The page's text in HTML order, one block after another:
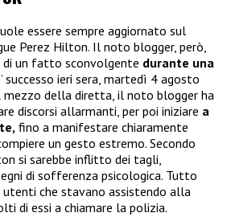
essere sempre aggiornato sul
Perez Hilton. Il noto blogger, però,
un fatto sconvolgente durante una
successo ieri sera, martedì 4 agosto
mezzo della diretta, il noto blogger ha
discorsi allarmanti, per poi iniziare a
fino a manifestare chiaramente
un gesto estremo. Secondo
si sarebbe inflitto dei tagli,
di sofferenza psicologica. Tutto
che stavano assistendo alla
di essi a chiamare la polizia.